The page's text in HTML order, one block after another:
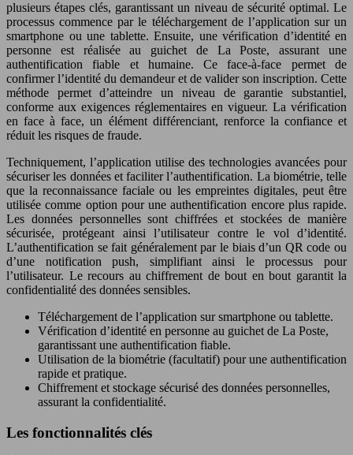
plusieurs étapes clés, garantissant un niveau de sécurité optimal. Le
processus commence par le téléchargement de l’application sur un
smartphone ou une tablette. Ensuite, une vérification d’identité en
personne est réalisée au guichet de La Poste, assurant une
authentification fiable et humaine. Ce face-à-face permet de
confirmer l’identité du demandeur et de valider son inscription. Cette
méthode permet d’atteindre un niveau de garantie substantiel,
conforme aux exigences réglementaires en vigueur. La vérification
en face à face, un élément différenciant, renforce la confiance et
réduit les risques de fraude.
Techniquement, l’application utilise des technologies avancées pour
sécuriser les données et faciliter l’authentification. La biométrie, telle
que la reconnaissance faciale ou les empreintes digitales, peut être
utilisée comme option pour une authentification encore plus rapide.
Les données personnelles sont chiffrées et stockées de manière
sécurisée, protégeant ainsi l’utilisateur contre le vol d’identité.
L’authentification se fait généralement par le biais d’un QR code ou
d’une notification push, simplifiant ainsi le processus pour
l’utilisateur. Le recours au chiffrement de bout en bout garantit la
confidentialité des données sensibles.
Téléchargement de l’application sur smartphone ou tablette.
Vérification d’identité en personne au guichet de La Poste,
garantissant une authentification fiable.
Utilisation de la biométrie (facultatif) pour une authentification
rapide et pratique.
Chiffrement et stockage sécurisé des données personnelles,
assurant la confidentialité.
Les fonctionnalités clés